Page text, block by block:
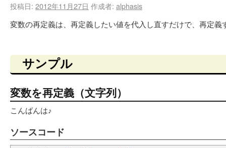
投稿日: 2012年11月27日 作成者: alphasis
変数の再定義は、再定義したい値を代入し直すだけで、再定義
サンプル
変数を再定義（文字列）
こんばんは♪
ソースコード